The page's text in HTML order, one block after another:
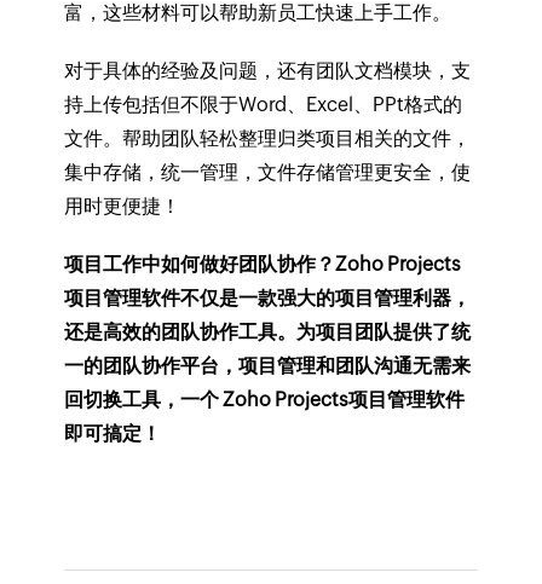
富，这些材料可以帮助新员工快速上手工作。
对于具体的经验及问题，还有团队文档模块，支
持上传包括但不限于Word、Excel、PPt格式的
文件。帮助团队轻松整理归类项目相关的文件，
集中存储，统一管理，文件存储管理更安全，使
用时更便捷！
项目工作中如何做好团队协作？Zoho Projects
项目管理软件不仅是一款强大的项目管理利器，
还是高效的团队协作工具。为项目团队提供了统
一的团队协作平台，项目管理和团队沟通无需来
回切换工具，一个 Zoho Projects项目管理软件
即可搞定！